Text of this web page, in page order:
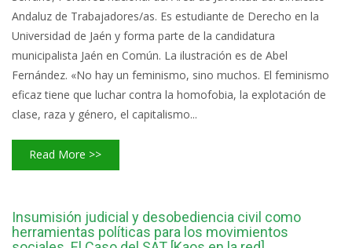
Andaluz de Trabajadores/as. Es estudiante de Derecho en la
Universidad de Jaén y forma parte de la candidatura
municipalista Jaén en Común. La ilustración es de Abel
Fernández. «No hay un feminismo, sino muchos. El feminismo
eficaz tiene que luchar contra la homofobia, la explotación de
clase, raza y género, el capitalismo...
Read More >>
Insumisión judicial y desobediencia civil como
herramientas políticas para los movimientos